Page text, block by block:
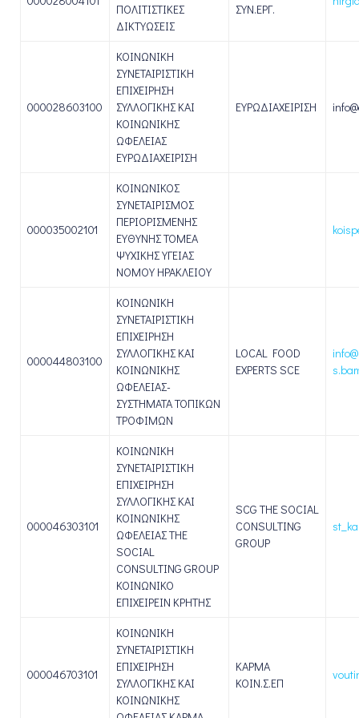
ΠΟΛΙΤΙΣΤΙΚΕΣ
ΔΙΚΤΥΩΣΕΙΣ
ΣΥΝ.ΕΡΓ.
000028603100
ΚΟΙΝΩΝΙΚΗ
ΣΥΝΕΤΑΙΡΙΣΤΙΚΗ
ΕΠΙΧΕΙΡΗΣΗ
ΣΥΛΛΟΓΙΚΗΣ ΚΑΙ
ΚΟΙΝΩΝΙΚΗΣ
ΩΦΕΛΕΙΑΣ
ΕΥΡΩΔΙΑΧΕΙΡΙΣΗ
ΕΥΡΩΔΙΑΧΕΙΡΙΣΗ
000035002101
ΚΟΙΝΩΝΙΚΟΣ
ΣΥΝΕΤΑΙΡΙΣΜΟΣ
ΠΕΡΙΟΡΙΣΜΕΝΗΣ
ΕΥΘΥΝΗΣ ΤΟΜΕΑ
ΨΥΧΙΚΗΣ ΥΓΕΙΑΣ
ΝΟΜΟΥ ΗΡΑΚΛΕΙΟΥ
000044803100
ΚΟΙΝΩΝΙΚΗ
ΣΥΝΕΤΑΙΡΙΣΤΙΚΗ
ΕΠΙΧΕΙΡΗΣΗ
ΣΥΛΛΟΓΙΚΗΣ ΚΑΙ
ΚΟΙΝΩΝΙΚΗΣ
ΩΦΕΛΕΙΑΣ-
ΣΥΣΤΗΜΑΤΑ ΤΟΠΙΚΩΝ
ΤΡΟΦΙΜΩΝ
LOCAL FOOD
EXPERTS SCE
000046303101
ΚΟΙΝΩΝΙΚΗ
ΣΥΝΕΤΑΙΡΙΣΤΙΚΗ
ΕΠΙΧΕΙΡΗΣΗ
ΣΥΛΛΟΓΙΚΗΣ ΚΑΙ
ΚΟΙΝΩΝΙΚΗΣ
ΩΦΕΛΕΙΑΣ THE
SOCIAL
CONSULTING GROUP
ΚΟΙΝΩΝΙΚΟ
ΕΠΙΧΕΙΡΕΙΝ ΚΡΗΤΗΣ
SCG THE SOCIAL
CONSULTING
GROUP
000046703101
ΚΟΙΝΩΝΙΚΗ
ΣΥΝΕΤΑΙΡΙΣΤΙΚΗ
ΕΠΙΧΕΙΡΗΣΗ
ΣΥΛΛΟΓΙΚΗΣ ΚΑΙ
ΚΟΙΝΩΝΙΚΗΣ
ΚΑΡΜΑ
ΚΟΙΝ.Σ.ΕΠ